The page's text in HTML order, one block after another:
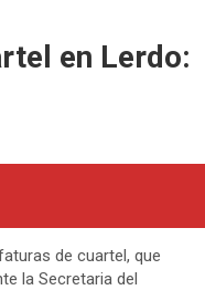
en Lerdo:
de cuartel, que
la Secretaria del